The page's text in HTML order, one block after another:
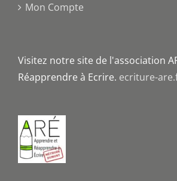
Mon Compte
Visitez notre site de l'association
Réapprendre à Ecrire. ecriture-